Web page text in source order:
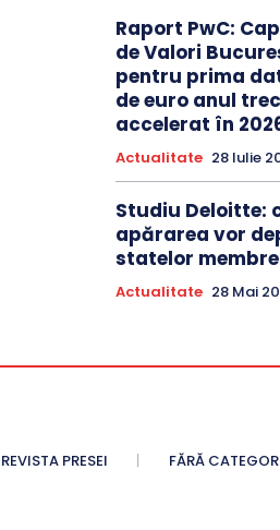
Raport PwC:
de Valori
pentru prima
de euro anul
accelerat în
Actualitate 28 Iulie
Studiu Deloitte:
apărarea vor
statelor membre
Actualitate 28 Mai
REVISTA PRESEI FĂRĂ